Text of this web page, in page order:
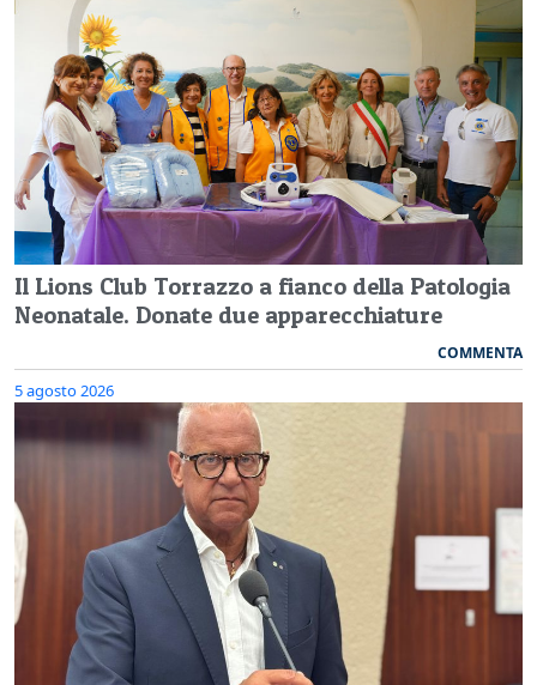
Il Lions Club Torrazzo a fianco della Patologia
Neonatale. Donate due apparecchiature
COMMENTA
5 agosto 2026